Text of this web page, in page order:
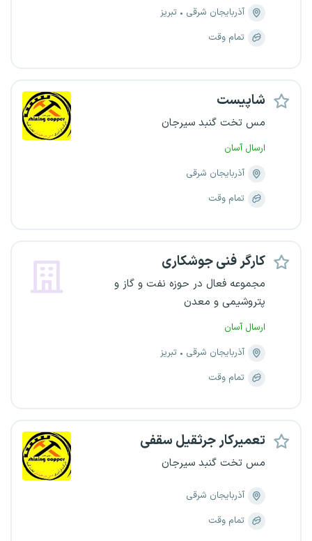
آذربایجان شرقی
تبریز
تمام وقت
شاپیست
مس تخت گنبد سیرجان
ارسال آسان
آذربایجان شرقی
تمام وقت
کارگر فنی جوشکاری
مجموعه فعال در حوزه نفت و گاز و
پتروشیمی و معدن
ارسال آسان
آذربایجان شرقی
تبریز
تمام وقت
تعمیرکار جرثقیل سقفی
مس تخت گنبد سیرجان
آذربایجان شرقی
تمام وقت